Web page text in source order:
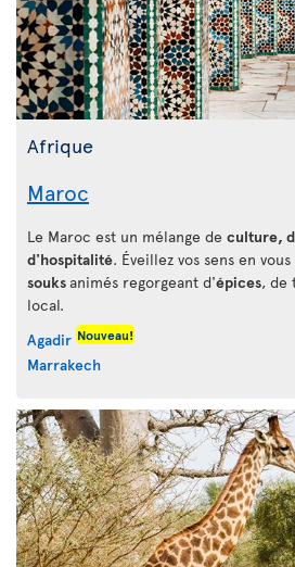
Afrique
Maroc
Le Maroc est un mélange de culture,
d'hospitalité. Éveillez vos sens en
souksanimés regorgeant d'épices, de
local.
Agadir Nouveau!
Marrakech